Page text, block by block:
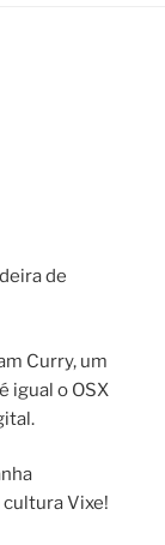
de
Curry, um
igual o OSX
Vixe!